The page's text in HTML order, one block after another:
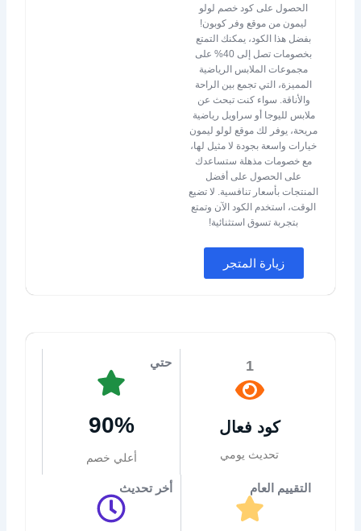
الحصول على كود خصم لولو
ليمون من موقع وفر كوبون!
بفضل هذا الكود، يمكنك التمتع
بخصومات تصل إلى 40% على
مجموعات الملابس الرياضية
المميزة، التي تجمع بين الراحة
والأناقة. سواء كنت تبحث عن
ملابس لليوجا أو سراويل رياضية
مريحة، يوفر لك موقع لولو ليمون
خيارات واسعة بجودة لا مثيل لها،
مع خصومات مذهلة ستساعدك
على الحصول على أفضل
المنتجات بأسعار تنافسية. لا تضيع
الوقت، استخدم الكود الآن وتمتع
بتجربة تسوق استثنائية!
زيارة المتجر
1
كود فعال
تحديث يومي
حتي
90%
أعلي خصم
التقييم العام أخر تحديث